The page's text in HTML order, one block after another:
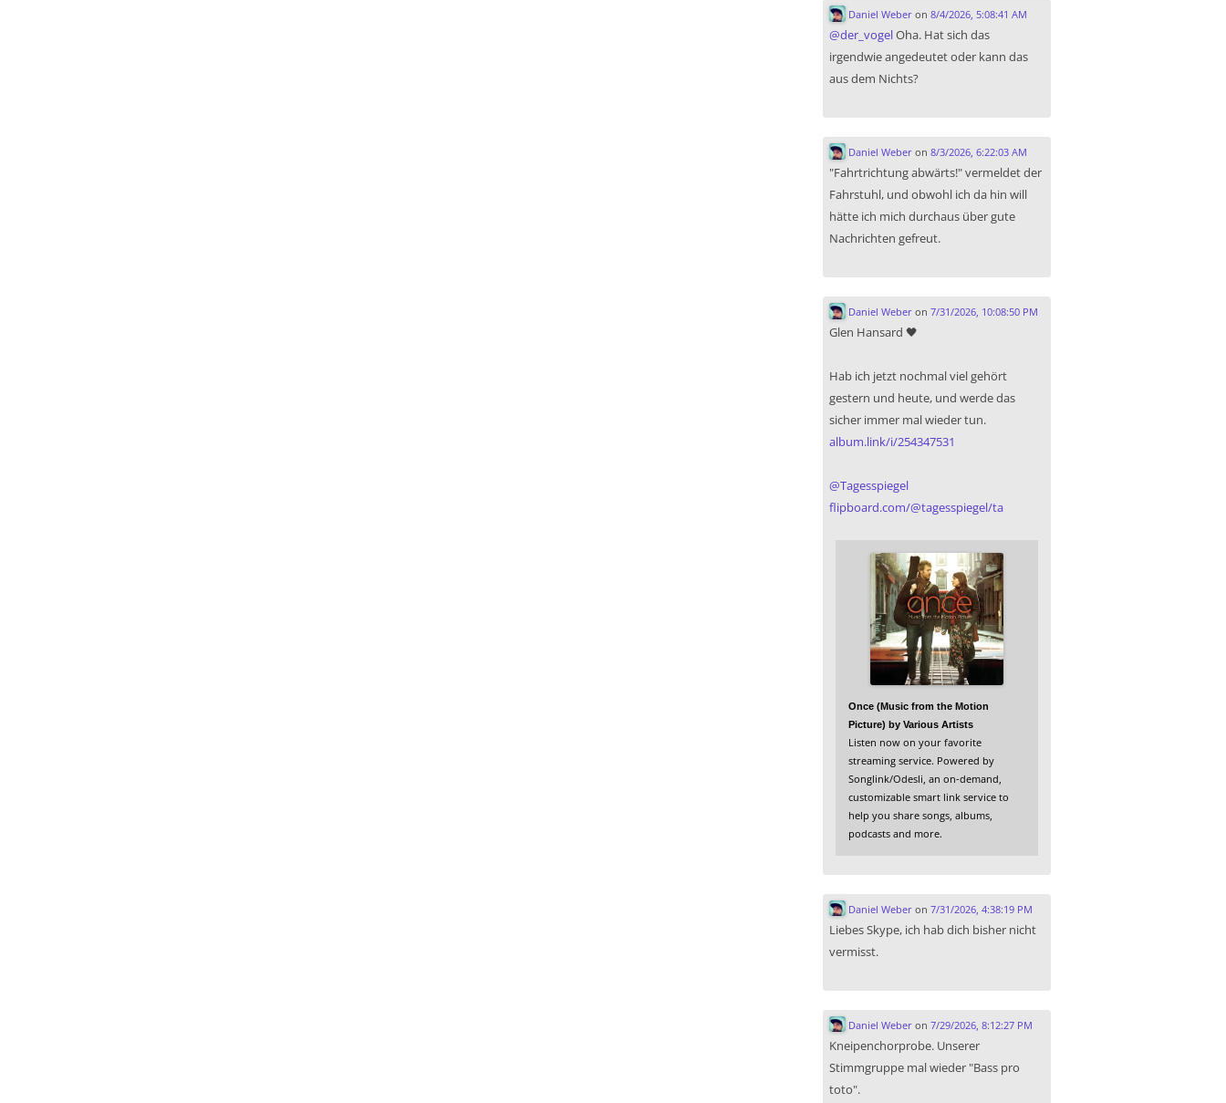
Daniel Weberon 8/4/2026, 5:08:41 AM
@der_vogelOha. Hat sich das
irgendwie angedeutet oder kann das
aus dem Nichts?
Daniel Weberon 8/3/2026, 6:22:03 AM
"Fahrtrichtung abwärts!" vermeldet der
Fahrstuhl, und obwohl ich da hin will
hätte ich mich durchaus über gute
Nachrichten gefreut.
Daniel Weberon 7/31/2026, 10:08:50 PM
Glen Hansard 🖤
Hab ich jetzt nochmal viel gehört
gestern und heute, und werde das
sicher immer mal wieder tun.
album.link/i/254347531
@Tagesspiegel
flipboard.com/@tagesspiegel/ta
Once (Music from the Motion
Picture) by Various Artists
Listen now on your favorite
streaming service. Powered by
Songlink/Odesli, an on-demand,
customizable smart link service to
help you share songs, albums,
podcasts and more.
Daniel Weberon 7/31/2026, 4:38:19 PM
Liebes Skype, ich hab dich bisher nicht
vermisst.
Daniel Weberon 7/29/2026, 8:12:27 PM
Kneipenchorprobe. Unserer
Stimmgruppe mal wieder "Bass pro
toto".